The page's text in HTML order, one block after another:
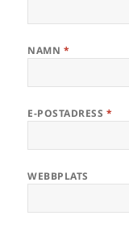
NAMN *
E-POSTADRESS *
WEBBPLATS